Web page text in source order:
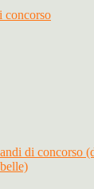
concorso
di concorso